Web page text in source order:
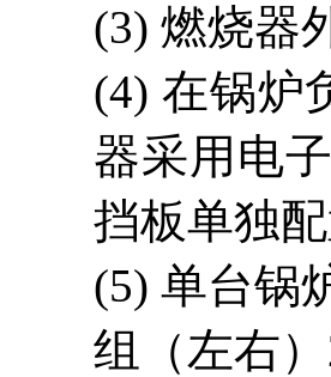
(3) 燃烧器
(4) 在锅炉
器采用电
挡板单独
(5)单台锅
组（左右